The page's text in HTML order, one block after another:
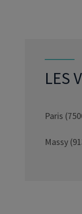
LES
Paris
Massy